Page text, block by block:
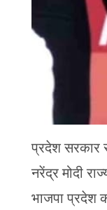
प्रदेश सरकार
नरेंद्र मोदी
भाजपा प्रदेश